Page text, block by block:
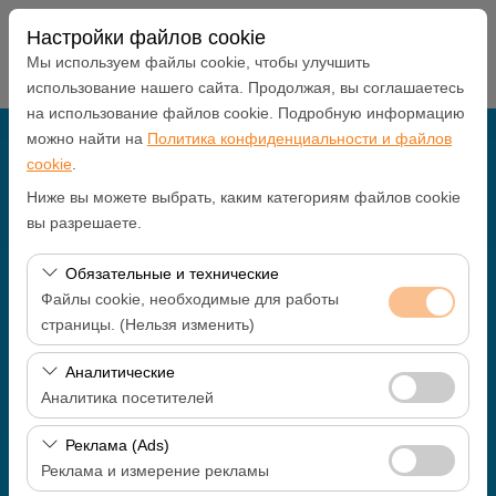
Настройки файлов cookie
Мы используем файлы cookie, чтобы улучшить
использование нашего сайта. Продолжая, вы соглашаетесь
на использование файлов cookie. Подробную информацию
можно найти на Политика конфиденциальности и файлов
cookie
Ниже вы можете выбрать, каким категориям файлов cookie
вы разрешаете.
Обязательные и технические
Файлы cookie, необходимые для работы
страницы. (Нельзя изменить)
Эти файлы cookie необходимы для корректной
работы сайта, безопасности, управления сеансами и
базовых функций. Их нельзя отключить.
Аналитические
Аналитика посетителей
Эти файлы cookie позволяют нам анализировать, как
используется наш сайт (количество посетителей,
самые посещаемые страницы, поведение
Реклама (Ads)
Реклама и измерение рекламы
Чувствительный элемент
Antalya В ОФИС
Указать другое место возврата машины
Дата и время пуска
09:00
Дата и время возврата